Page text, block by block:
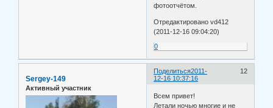
фотоотчётом.
Отредактировано vd412
(2011-12-16 09:04:20)
0
Поделиться 12
2011-
12-16 10:37:16
Sergey-149
Активный участник
Всем привет!
Летали ночью многие и не